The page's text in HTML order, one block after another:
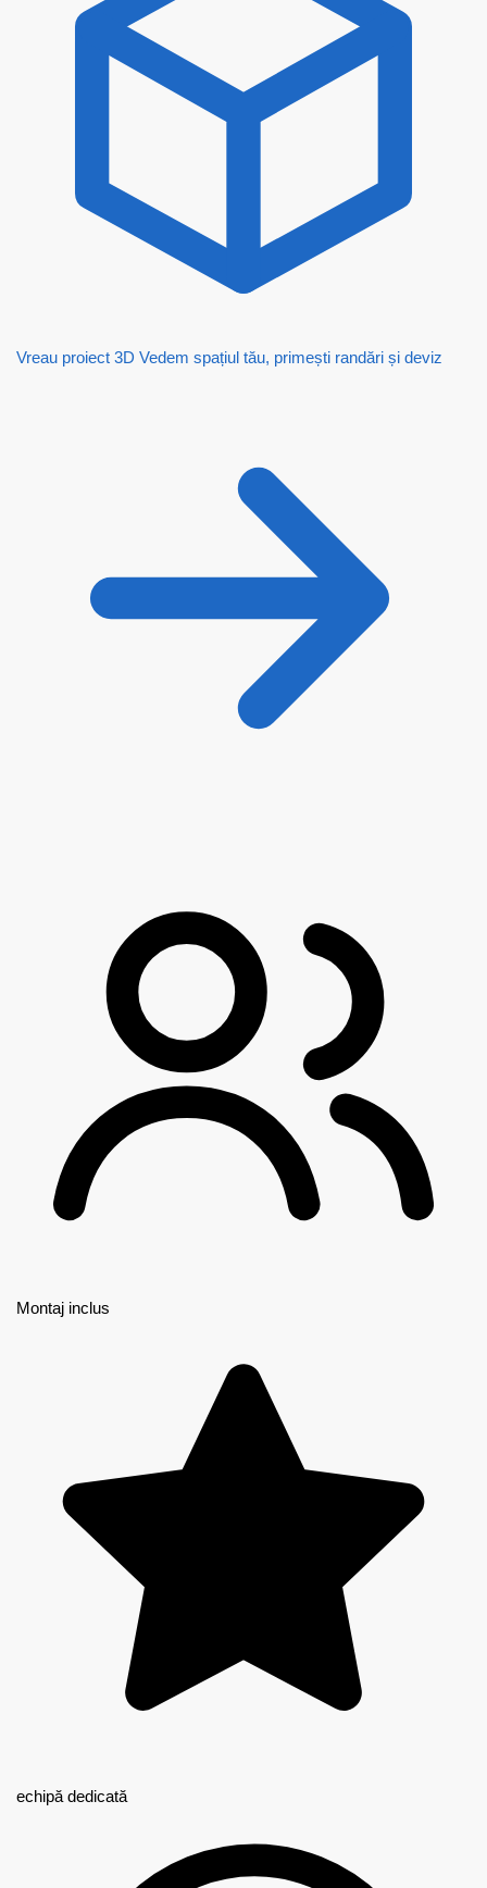
Vreau proiect 3D Vedem spațiul tău, primești randări și deviz
Montaj inclus
echipă dedicată